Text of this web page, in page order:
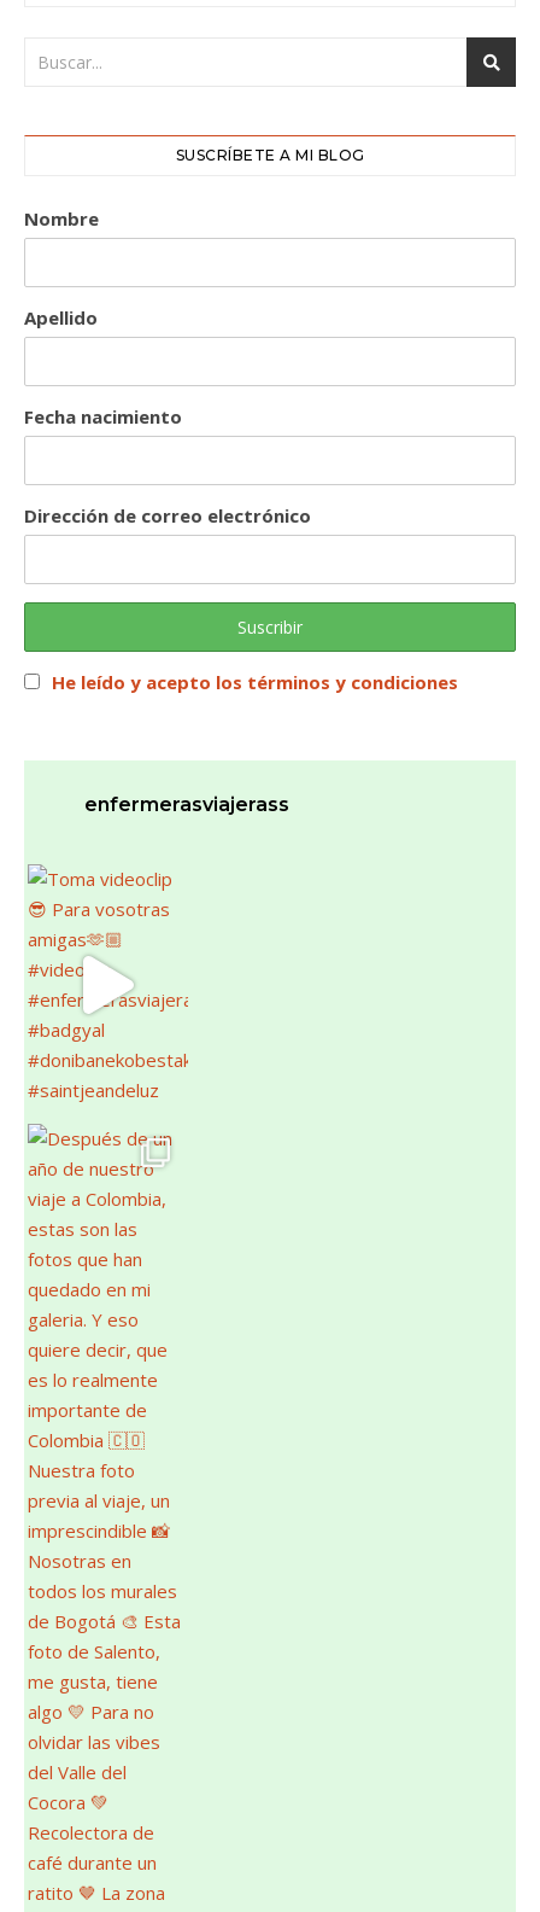
SUSCRÍBETE A MI BLOG
Nombre
Apellido
Fecha nacimiento
Dirección de correo electrónico
He leído y acepto los términos y condiciones
enfermerasviajerass